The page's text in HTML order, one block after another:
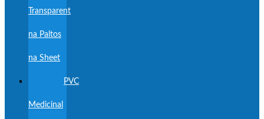
Transparent
na Paltos
na Sheet
PVC
Medicinal